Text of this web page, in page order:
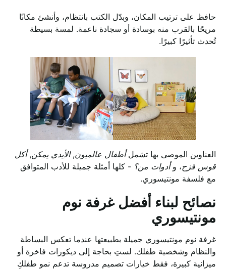
حافظ على ترتيب المكان، وبدّل الكتب بانتظام، وأنشئ مكانًا
مريحًا بالقرب منه بوسادة أو سجادة ناعمة. لمسة بسيطة
تُحدث تأثيرًا كبيرًا.
العناوين الموصى بها تشملأطفال عالميون,الأيدي يمكن,أكل
قوس قزح، وأدوات من؟ - كلها أمثلة جميلة للأدب المتوافق
مع فلسفة مونتيسوري.
نصائح لبناء أفضل غرفة نوم
مونتيسوري
غرفة نوم مونتيسوري جميلة بطبيعتها عندما تعكس البساطة
والنظام وشخصية طفلك. لستِ بحاجة إلى ديكورات فاخرة أو
ميزانية كبيرة، فقط خيارات تصميم مدروسة تدعم نمو طفلكِ